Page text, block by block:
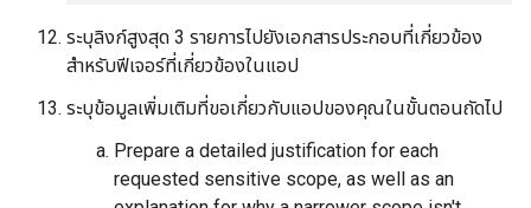
ระบุลิงก์สูงสุด 3 รายการไปยังเอกสารประกอบที่เกี่ยวข้อง
สำหรับฟีเจอร์ที่เกี่ยวข้องในแอป
ระบุข้อมูลเพิ่มเติมที่ขอเกี่ยวกับแอปของคุณในขั้นตอนถัดไป
Prepare a detailed justification for each
requested sensitive scope, as well as an